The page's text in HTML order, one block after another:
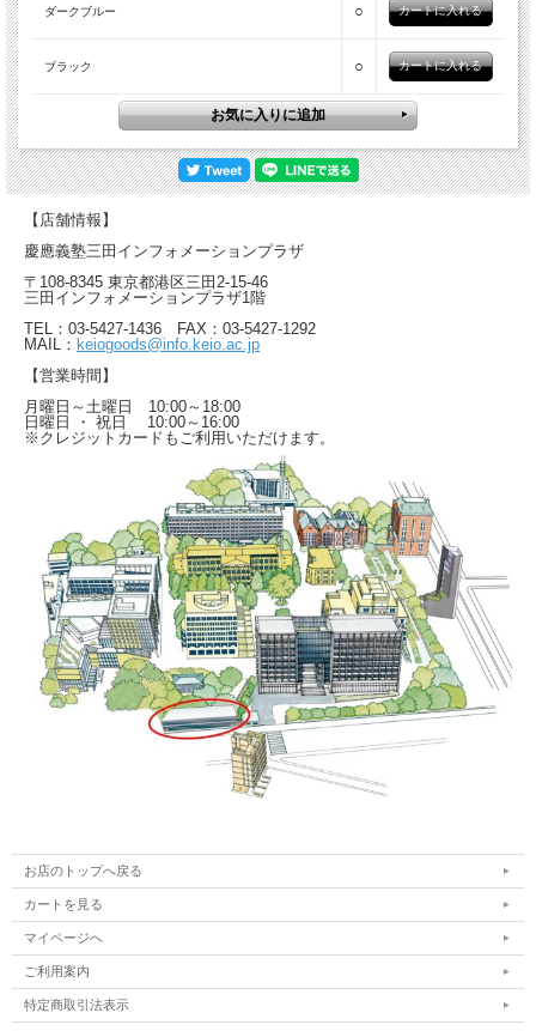
ダークブルー ○
ブラック ○
【店舗情報】
慶應義塾三田インフォメーションプラザ
〒108-8345 東京都港区三田2-15-46
三田インフォメーションプラザ1階
TEL：03-5427-1436 FAX：03-5427-1292
MAIL： keiogoods@info.keio.ac.jp
【営業時間】
月曜日～土曜日 10:00～18:00
日曜日 ・ 祝日 10:00～16:00
※クレジットカードもご利用いただけます。
お店のトップへ戻る
カートを見る
マイページへ
ご利用案内
特定商取引法表示